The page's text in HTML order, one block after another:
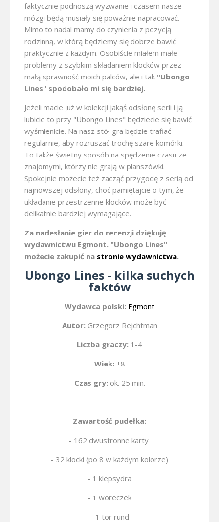
faktycznie podnoszą wyzwanie i czasem nasze
mózgi będą musiały się poważnie napracować.
Mimo to nadal mamy do czynienia z pozycją
rodzinną, w którą będziemy się dobrze bawić
praktycznie z każdym. Osobiście miałem małe
problemy z szybkim składaniem klocków przez
małą sprawność moich palców, ale i tak "Ubongo
Lines" spodobało mi się bardziej.
Jeżeli macie już w kolekcji jakąś odsłonę serii i ją
lubicie to przy "Ubongo Lines" będziecie się bawić
wyśmienicie. Na nasz stół gra będzie trafiać
regularnie, aby rozruszać trochę szare komórki.
To także świetny sposób na spędzenie czasu ze
znajomymi, którzy nie grają w planszówki.
Spokojnie możecie też zacząć przygodę z serią od
najnowszej odsłony, choć pamiętajcie o tym, że
układanie przestrzenne klocków może być
delikatnie bardziej wymagające.
Za nadesłanie gier do recenzji dziękuję
wydawnictwu Egmont. "Ubongo Lines"
możecie zakupić na stronie wydawnictwa.
Ubongo Lines - kilka suchych
faktów
Wydawca polski: Egmont
Autor: Grzegorz Rejchtman
Liczba graczy: 1-4
Wiek: +8
Czas gry: ok. 25 min.
Zawartość pudełka:
- 162 dwustronne karty
- 32 klocki (po 8 w każdym kolorze)
- 1 klepsydra
- 1 woreczek
- 1 tor rund